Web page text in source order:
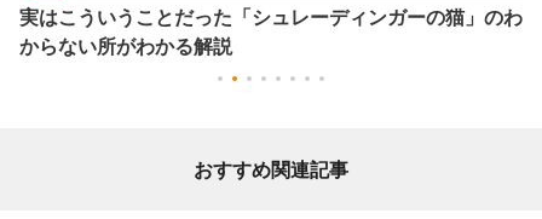
実はこういうことだった「シュレーディンガーの猫」のわ
からない所がわかる解説
おすすめ関連記事